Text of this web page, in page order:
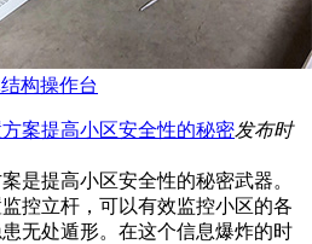
构操作台
案提高小区安全性的秘密发布时
是提高小区安全性的秘密武器。
控立杆，可以有效监控小区的各
无处遁形。在这个信息爆炸的时